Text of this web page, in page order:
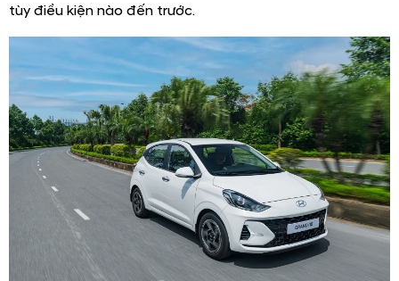
tùy điều kiện nào đến trước.